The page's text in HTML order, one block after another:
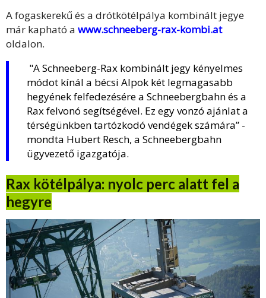
A fogaskerekű és a drótkötélpálya kombinált jegye
már kapható a www.schneeberg-rax-kombi.at
oldalon.
"A Schneeberg-Rax kombinált jegy kényelmes
módot kínál a bécsi Alpok két legmagasabb
hegyének felfedezésére a Schneebergbahn és a
Rax felvonó segítségével. Ez egy vonzó ajánlat a
térségünkben tartózkodó vendégek számára” -
mondta Hubert Resch, a Schneebergbahn
ügyvezető igazgatója.
Rax kötélpálya: nyolc perc alatt fel a
hegyre